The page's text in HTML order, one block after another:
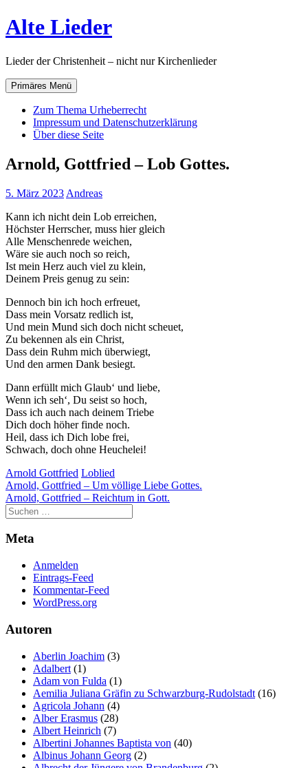
Zum
Inhalt
Alte Lieder
Lieder der Christenheit – nicht nur Kirchenlieder
Primäres Menü
Zum Thema Urheberrecht
Impressum und Datenschutzerklärung
Über diese Seite
Arnold, Gottfried – Lob Gottes.
5. März 2023 Andreas
Kann ich nicht dein Lob erreichen,
Höchster Herrscher, muss hier gleich
Alle Menschenrede weichen,
Wäre sie auch noch so reich,
Ist mein Herz auch viel zu klein,
Deinem Preis genug zu sein:
Dennoch bin ich hoch erfreuet,
Dass mein Vorsatz redlich ist,
Und mein Mund sich doch nicht scheuet,
Zu bekennen als ein Christ,
Dass dein Ruhm mich überwiegt,
Und den armen Dank besiegt.
Dann erfüllt mich Glaub‘ und liebe,
Wenn ich seh‘, Du seist so hoch,
Dass ich auch nach deinem Triebe
Dich doch höher finde noch.
Heil, dass ich Dich lobe frei,
Schwach, doch ohne Heuchelei!
Arnold Gottfried Loblied
Beitragsnavigation
Arnold, Gottfried – Um völlige Liebe Gottes.
Arnold, Gottfried – Reichtum in Gott.
Meta
Anmelden
Eintrags-Feed
Kommentar-Feed
WordPress.org
Autoren
Aberlin Joachim (3)
Adalbert (1)
Adam von Fulda (1)
Aemilia Juliana Gräfin zu Schwarzburg-Rudolstadt (16)
Agricola Johann (4)
Alber Erasmus (28)
Albert Heinrich (7)
Albertini Johannes Baptista von (40)
Albinus Johann Georg (2)